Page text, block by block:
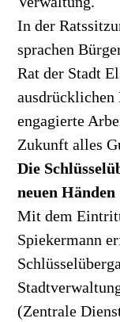
In der
sprachen
Rat der Stadt
engagierte
Zukunft alles
Die
neuen Händen
Mit dem
Spiekermann
(Zentrale